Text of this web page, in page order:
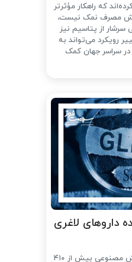
که راهکار مؤثرتر
مصرف نمک نیست،
سرشار از پتاسیم نیز
رویکرد می‌تواند به
سراسر جهان کمک
داروهای لاغری
مطالعه‌ای تازه که با استفاده از هوش مصنوعی بیش از ۴۱۰